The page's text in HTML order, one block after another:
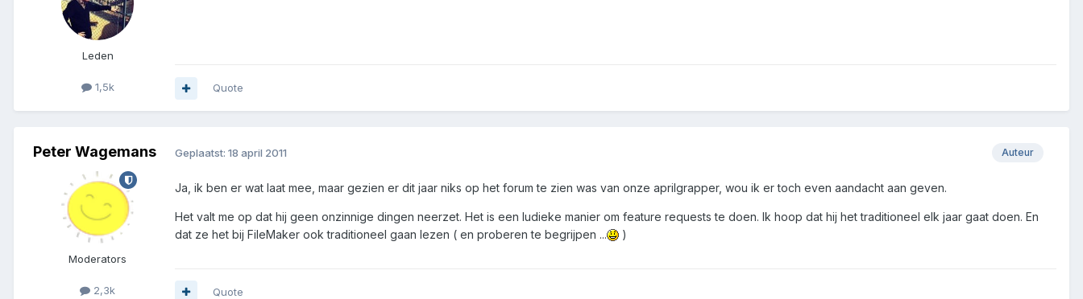
Leden
1,5k Quote
Peter Wagemans
Moderators
2,3k
Auteur
Geplaatst: 18 april 2011
Ja, ik ben er wat laat mee, maar gezien er dit jaar niks op het forum te zien was van onze aprilgrapper, wou ik er toch even aandacht aan geven.
Het valt me op dat hij geen onzinnige dingen neerzet. Het is een ludieke manier om feature requests te doen. Ik hoop dat hij het traditioneel elk jaar gaat doen. En
dat ze het bij FileMaker ook traditioneel gaan lezen ( en proberen te begrijpen ...
)
Quote